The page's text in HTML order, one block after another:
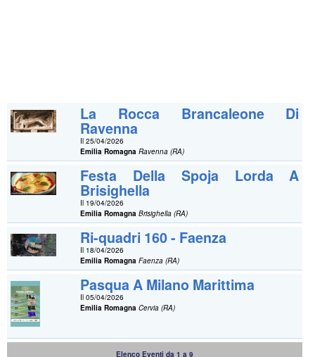
La Rocca Brancaleone Di
Ravenna
Il 25/04/2026
Emilia Romagna Ravenna (RA)
Festa Della Spoja Lorda A
Brisighella
Il 19/04/2026
Emilia Romagna Brisighella (RA)
Ri-quadri 160 - Faenza
Il 18/04/2026
Emilia Romagna Faenza (RA)
Pasqua A Milano Marittima
Il 05/04/2026
Emilia Romagna Cervia (RA)
Elenco Eventi da 1 a 9